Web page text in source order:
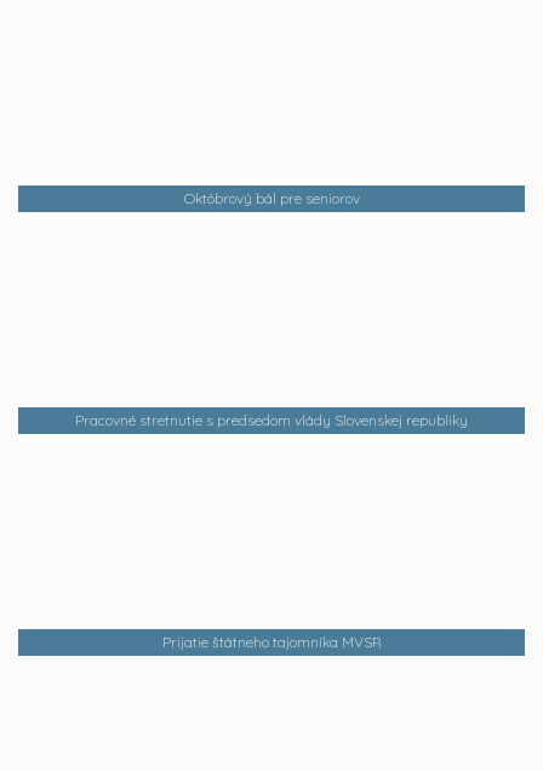
Októbrový bál pre seniorov
Pracovné stretnutie s predsedom vlády Slovenskej republiky
Prijatie štátneho tajomníka MVSR